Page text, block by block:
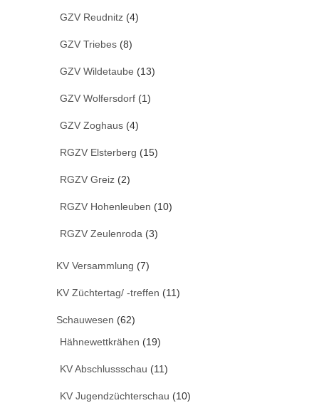
GZV Reudnitz (4)
GZV Triebes (8)
GZV Wildetaube (13)
GZV Wolfersdorf (1)
GZV Zoghaus (4)
RGZV Elsterberg (15)
RGZV Greiz (2)
RGZV Hohenleuben (10)
RGZV Zeulenroda (3)
KV Versammlung (7)
KV Züchtertag/ -treffen (11)
Schauwesen (62)
Hähnewettkrähen (19)
KV Abschlussschau (11)
KV Jugendzüchterschau (10)